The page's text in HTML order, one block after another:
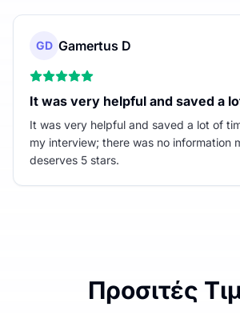
GD Gamertus D
It was very helpful and saved a
It was very helpful and saved a lot of
my interview; there was no information
deserves 5 stars.
Προσιτές